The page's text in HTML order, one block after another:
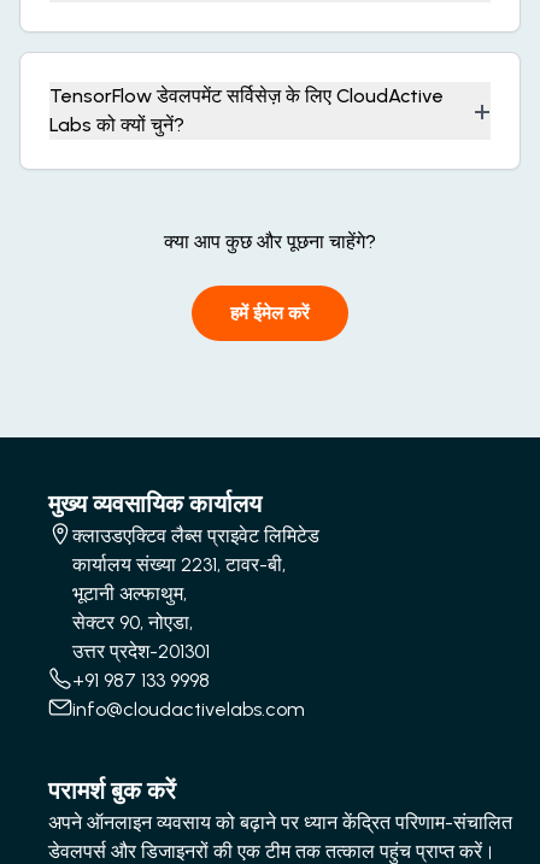
TensorFlow डेवलपमेंट सर्विसेज़ के लिए CloudActive
Labs को क्यों चुनें?
+
क्या आप कुछ और पूछना चाहेंगे?
हमें ईमेल करें
मुख्य व्यवसायिक कार्यालय
क्लाउडएक्टिव लैब्स प्राइवेट लिमिटेड
कार्यालय संख्या 2231, टावर-बी,
भूटानी अल्फाथुम,
सेक्टर 90, नोएडा,
उत्तर प्रदेश-201301
+91 987 133 9998
info@cloudactivelabs.com
परामर्श बुक करें
अपने ऑनलाइन व्यवसाय को बढ़ाने पर ध्यान केंद्रित परिणाम-संचालित
डेवलपर्स और डिजाइनरों की एक टीम तक तत्काल पहुंच प्राप्त करें।